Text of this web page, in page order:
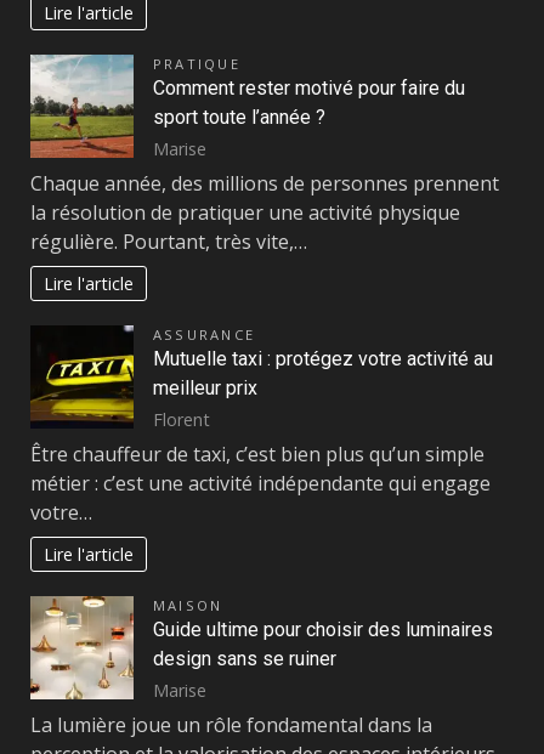
Lire l'article
PRATIQUE
Comment rester motivé pour faire du
sport toute l’année ?
Marise
Chaque année, des millions de personnes prennent
la résolution de pratiquer une activité physique
régulière. Pourtant, très vite,…
Lire l'article
ASSURANCE
Mutuelle taxi : protégez votre activité au
meilleur prix
Florent
Être chauffeur de taxi, c’est bien plus qu’un simple
métier : c’est une activité indépendante qui engage
votre…
Lire l'article
MAISON
Guide ultime pour choisir des luminaires
design sans se ruiner
Marise
La lumière joue un rôle fondamental dans la